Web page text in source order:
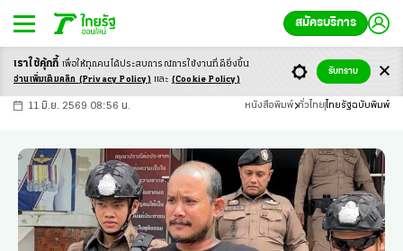
สมัครบริการ
-ก ก ก+
11 มิ.ย. 2569 08:56 น. หนังสือพิมพ์ ทั่วไทย ไทยรัฐฉบับพิมพ์
เราใช้คุ้กกี้ เพื่อให้ทุกคนได้ประสบการณ์การใช้งานที่ดียิ่งขึ้น
อ่านเพิ่มเติมคลิก (Privacy Policy) และ (Cookie Policy)
รับทราบ